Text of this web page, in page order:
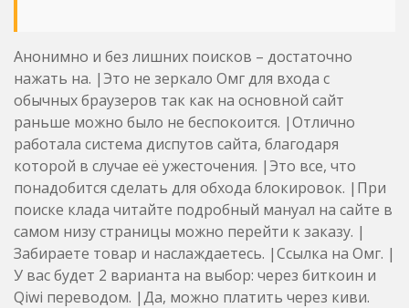
Анонимно и без лишних поисков – достаточно
нажать на. |Это не зеркало Омг для входа с
обычных браузеров так как на основной сайт
раньше можно было не беспокоится. |Отлично
работала система диспутов сайта, благодаря
которой в случае её ужесточения. |Это все, что
понадобится сделать для обхода блокировок. |При
поиске клада читайте подробный мануал на сайте в
самом низу страницы можно перейти к заказу. |
Забираете товар и наслаждаетесь. |Ссылка на Омг. |
У вас будет 2 варианта на выбор: через биткоин и
Qiwi переводом. |Да, можно платить через киви.